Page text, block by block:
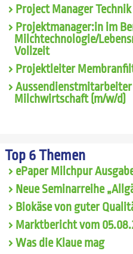
Project Manager
Projektmanager:in im
Milchtechnologie/
Vollzeit
Projektleiter
Aussendienstmitarbeiter
Milchwirtschaft (m/w/d)
Top 6 Themen
ePaper Milchpur
Neue Seminarreihe
Biokäse von guter
Marktbericht vom
Was die Klaue mag